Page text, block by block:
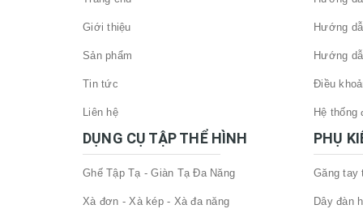
Giới thiệu
Sản phẩm
Tin tức
Liên hệ
DỤNG CỤ TẬP THỂ HÌNH
Ghế Tập Tạ - Giàn Tạ Đa Năng
Xà đơn - Xà kép - Xà đa năng
Hướng
Hướng
Điều
Hệ thống
PHỤ
Găng tay
Dây đàn